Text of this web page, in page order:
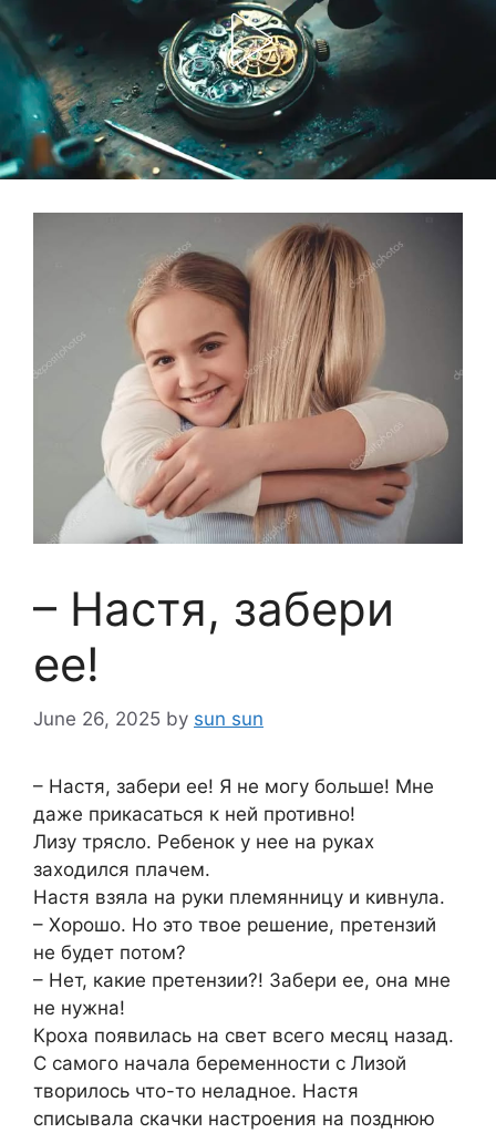
– Настя, забери
ее!
June 26, 2025 by sun sun
– Настя, забери ее! Я не могу больше! Мне
даже прикасаться к ней противно!
Лизу трясло. Ребенок у нее на руках
заходился плачем.
Настя взяла на руки племянницу и кивнула.
– Хорошо. Но это твое решение, претензий
не будет потом?
– Нет, какие претензии?! Забери ее, она мне
не нужна!
Кроха появилась на свет всего месяц назад.
С самого начала беременности с Лизой
творилось что-то неладное. Настя
списывала скачки настроения на позднюю